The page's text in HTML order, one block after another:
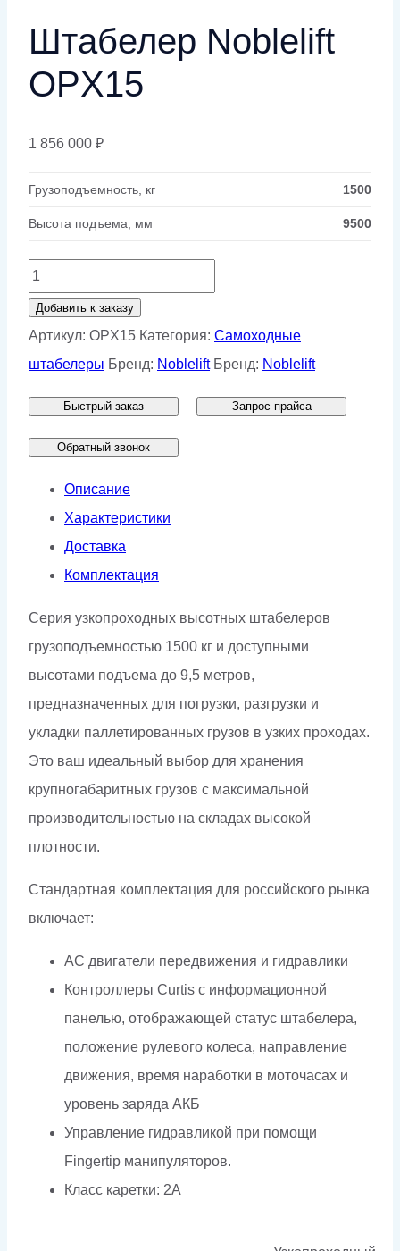
Штабелер Noblelift
OPX15
1 856 000 ₽
Грузоподъемность, кг 1500
Высота подъема, мм 9500
Количество
товара
Штабелер
Noblelift
Добавить к заказу
Артикул: OPX15 Категория: Самоходные
штабелеры Бренд: Noblelift Бренд: Noblelift
Быстрый заказ Запрос прайса
Обратный звонок
Описание
Характеристики
Доставка
Комплектация
Серия узкопроходных высотных штабелеров
грузоподъемностью 1500 кг и доступными
высотами подъема до 9,5 метров,
предназначенных для погрузки, разгрузки и
укладки паллетированных грузов в узких проходах.
Это ваш идеальный выбор для хранения
крупногабаритных грузов с максимальной
производительностью на складах высокой
плотности.
Стандартная комплектация для российского рынка
включает:
АС двигатели передвижения и гидравлики
Контроллеры Curtis с информационной
панелью, отображающей статус штабелера,
положение рулевого колеса, направление
движения, время наработки в моточасах и
уровень заряда АКБ
Управление гидравликой при помощи
Fingertip манипуляторов.
Класс каретки: 2А